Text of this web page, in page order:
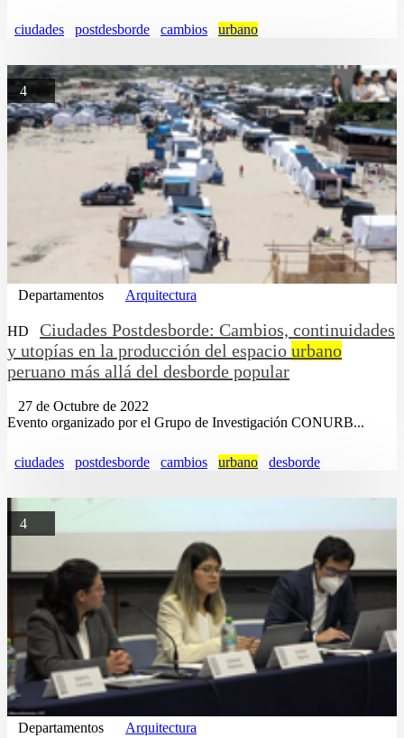
ciudades postdesborde cambios urbano
4
Departamentos Arquitectura
HD
Ciudades Postdesborde: Cambios, continuidades
y utopías en la producción del espacio urbano
peruano más allá del desborde popular
27 de Octubre de 2022
Evento organizado por el Grupo de Investigación CONURB...
ciudades postdesborde cambios urbano desborde
4
Departamentos Arquitectura